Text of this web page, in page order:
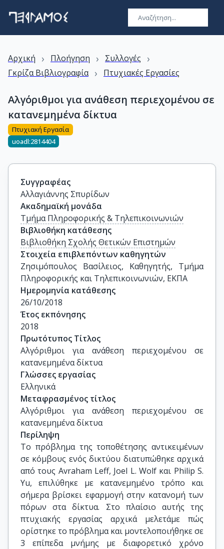
Αρχική › Πλοήγηση › Συλλογές ›
Γκρίζα Βιβλιογραφία › Πτυχιακές Εργασίες
Αλγόριθμοι για ανάθεση περιεχομένου σε
κατανεμημένα δίκτυα
Πτυχιακή Εργασία
uoadl:2814404
Συγγραφέας
Αλλαγιάννης Σπυρίδων
Ακαδημαϊκή μονάδα
Τμήμα Πληροφορικής & Τηλεπικοινωνιών
Βιβλιοθήκη κατάθεσης
Βιβλιοθήκη Σχολής Θετικών Επιστημών
Στοιχεία επιβλεπόντων καθηγητών
Ζησιμόπουλος Βασίλειος, Καθηγητής, Tμήμα
Πληροφορικής και Τηλεπικοινωνιών, ΕΚΠΑ
Ημερομηνία κατάθεσης
26/10/2018
Έτος εκπόνησης
2018
Πρωτότυπος Τίτλος
Αλγόριθμοι για ανάθεση περιεχομένου σε
κατανεμημένα δίκτυα
Γλώσσες εργασίας
Ελληνικά
Μεταφρασμένος τίτλος
Αλγόριθμοι για ανάθεση περιεχομένου σε
κατανεμημένα δίκτυα
Περίληψη
Το πρόβλημα της τοποθέτησης αντικειμένων
σε κόμβους ενός δικτύου διατυπώθηκε αρχικά
από τους Avraham Leff, Joel L. Wolf και Philip S.
Yu, επιλύθηκε με κατανεμημένο τρόπο και
σήμερα βρίσκει εφαρμογή στην κατανομή των
πόρων στα δίκτυα. Στο πλαίσιο αυτής της
πτυχιακής εργασίας αρχικά μελετάμε πώς
ορίστηκε το πρόβλημα και μοντελοποιήθηκε σε
3 επίπεδα μνήμης με διαφορετικό χρόνο